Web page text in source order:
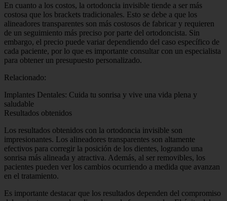
En cuanto a los costos, la ortodoncia invisible tiende a ser más
costosa que los brackets tradicionales. Esto se debe a que los
alineadores transparentes son más costosos de fabricar y requieren
de un seguimiento más preciso por parte del ortodoncista. Sin
embargo, el precio puede variar dependiendo del caso específico de
cada paciente, por lo que es importante consultar con un especialista
para obtener un presupuesto personalizado.
Relacionado:
Implantes Dentales: Cuida tu sonrisa y vive una vida plena y
saludable
Resultados obtenidos
Los resultados obtenidos con la ortodoncia invisible son
impresionantes. Los alineadores transparentes son altamente
efectivos para corregir la posición de los dientes, logrando una
sonrisa más alineada y atractiva. Además, al ser removibles, los
pacientes pueden ver los cambios ocurriendo a medida que avanzan
en el tratamiento.
Es importante destacar que los resultados dependen del compromiso